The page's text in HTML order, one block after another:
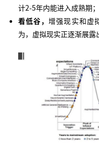
计2-5年内能进入成熟期；
看低谷，增强现实和虚
为，虚拟现实正逐渐展露